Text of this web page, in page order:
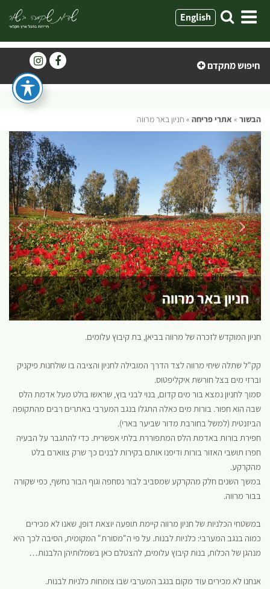
לתוכן
English
חיפוש מתקדם
הבשור » אתרי פריחה » חניון באר מרווה
חניון באר מרווה
חניון המוקדש לזכרה של מרווה בביאן, בת קיבוץ עלומים.
קק"ל שתלה שיחי מרווה לצד הדרך המובילה לחניון והציבה בו שולחנות פיקניק
וברזי מים בצל חורשת איקליפטוס.
סמוך לחניון נמצא בור מים קדום, בנוי לבני בוץ, שראשו בולט מעל אדמת הלס
שבה הוא חפור. בורות מים כאלה התגלו בנגב המערבי באתרים רבים מהתקופה
הביזנטית (למשל בחורבת מדור שביער בארי).
חפירת בורות באדמת הלס המתפוררת בלתי אפשרית. כדי להתגבר על הבעיה
חפרו תושבי האזור בורות ודיפנו אותם בקירות לבֵנִים כך שרק צווארם בלט
מהקרקע.
במשך השנים חלק מהקרקע שמסביב לבור נסחפה וגוף הבור נחשף, כפי שקורה
בבור מרווה.
במשטחי הכלניות של חניון מרווה קיימת תופעה יוצאת דופן, שאנו לא מכירים
כמוה בנגב המערבי: כלניות לבנות. על פי ה"מסורת" המקומית, הסיבה לכך היא
מנהגן של הכלות, בנות קיבוץ עלומים, להצטלם כאן בשמלותיהן הלבנות…
אנחנו לא מכירים עוד מקום בנגב המערבי שבו צומחות כלניות לבנות.